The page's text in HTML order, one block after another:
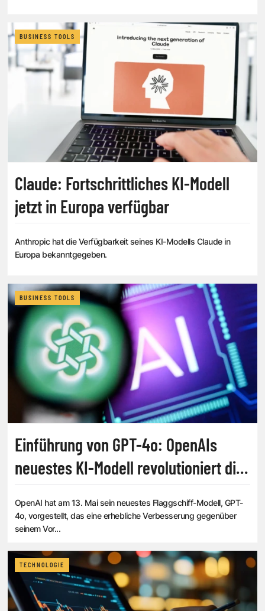
BUSINESS TOOLS
Claude: Fortschrittliches KI-Modell
jetzt in Europa verfügbar
Anthropic hat die Verfügbarkeit seines KI-Modells Claude in
Europa bekanntgegeben.
BUSINESS TOOLS
Einführung von GPT-4o: OpenAIs
neuestes KI-Modell revolutioniert die
OpenAI hat am 13. Mai sein neuestes Flaggschiff-Modell, GPT-
4o, vorgestellt, das eine erhebliche Verbesserung gegenüber
seinem Vor...
TECHNOLOGIE